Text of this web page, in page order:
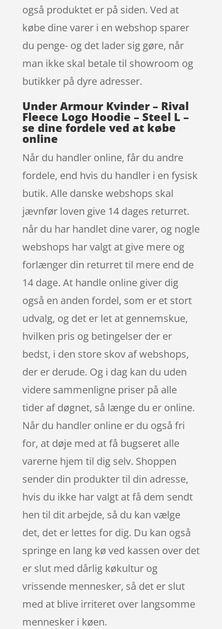
også produktet er på siden. Ved at
købe dine varer i en webshop sparer
du penge- og det lader sig gøre, når
man ikke skal betale til showroom og
butikker på dyre adresser.
Under Armour Kvinder – Rival
Fleece Logo Hoodie – Steel L –
se dine fordele ved at købe
online
Når du handler online, får du andre
fordele, end hvis du handler i en fysisk
butik. Alle danske webshops skal
jævnfør loven give 14 dages returret.
når du har handlet dine varer, og nogle
webshops har valgt at give mere og
forlænger din returret til mere end de
14 dage. At handle online giver dig
også en anden fordel, som er et stort
udvalg, og det er let at gennemskue,
hvilken pris og betingelser der er
bedst, i den store skov af webshops,
der er derude. Og i dag kan du uden
videre sammenligne priser på alle
tider af døgnet, så længe du er online.
Når du handler online er du også fri
for, at døje med at få bugseret alle
varerne hjem til dig selv. Shoppen
sender din produkter til din adresse,
hvis du ikke har valgt at få dem sendt
hen til dit arbejde, så du kan vælge
det, det er lettes for dig. Du kan også
springe en lang kø ved kassen over det
er slut med dårlig køkultur og
vrissende mennesker, så det er slut
med at blive irriteret over langsomme
mennesker i køen.